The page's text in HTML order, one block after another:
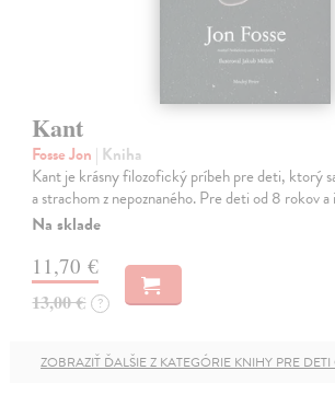
Kant
Fosse Jon | Kniha
Kant je krásny filozofický príbeh pre deti, ktorý
a strachom z nepoznaného. Pre deti od 8 rokov
Na sklade
11,70 €
13,00 € ?
ZOBRAZIŤ ĎALŠIE Z KATEGÓRIE KNIHY PRE